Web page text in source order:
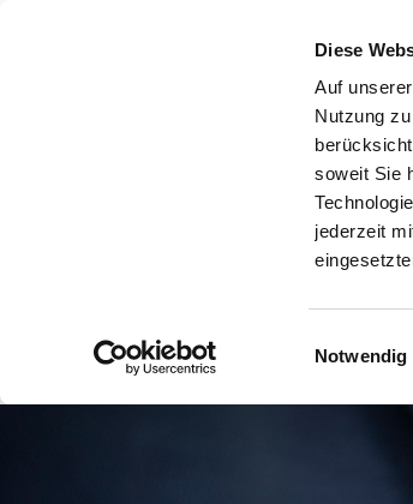
Diese
Auf
Nutzung
soweit Sie
jederzeit
Notwendig